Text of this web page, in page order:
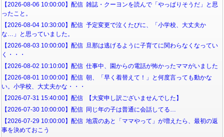
【2026-08-06 10:00:00】配信 雑誌・クーヨンを読んで「やっぱりそうだ」と思
ったこと。
【2026-08-04 10:30:00】配信 予定変更で泣くたびに、「小学校、大丈夫か
な…」と思っていました。
【2026-08-03 10:00:00】配信 旦那は逃げるように子育てに関わらなくなってい
く・・・
【2026-08-02 10:10:00】配信 仕事中、園からの電話が怖かったママがいました
【2026-08-01 10:00:00】配信 朝、「早く着替えて！」と何度言っても動かな
い。小学校、大丈夫かな・・・
【2026-07-31 15:40:00】配信 【大変申し訳ございませんでした】
【2026-07-30 10:00:00】配信 同じ年の子は普通に会話してる…
【2026-07-29 10:00:00】配信 地震のあと「ママやって」が増えたら、最初の返
事を決めておこう